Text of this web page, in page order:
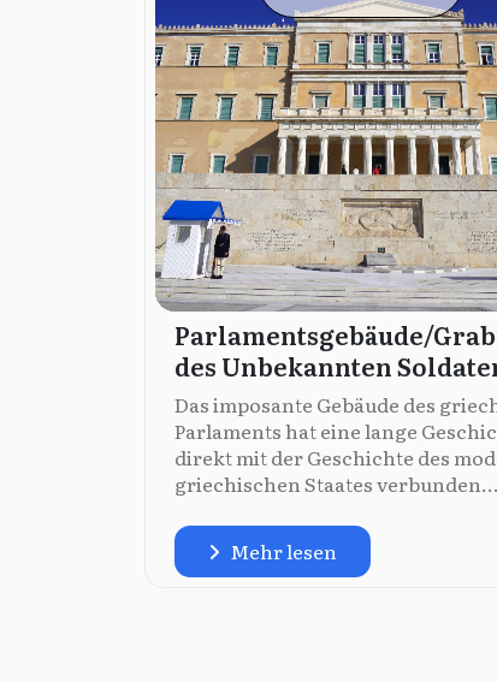
Parlamentsgebäude/
des Unbekannten
Das imposante Gebäude des
Parlaments hat eine lange
direkt mit der Geschichte des
griechischen Staates verbunden...
Mehr lesen